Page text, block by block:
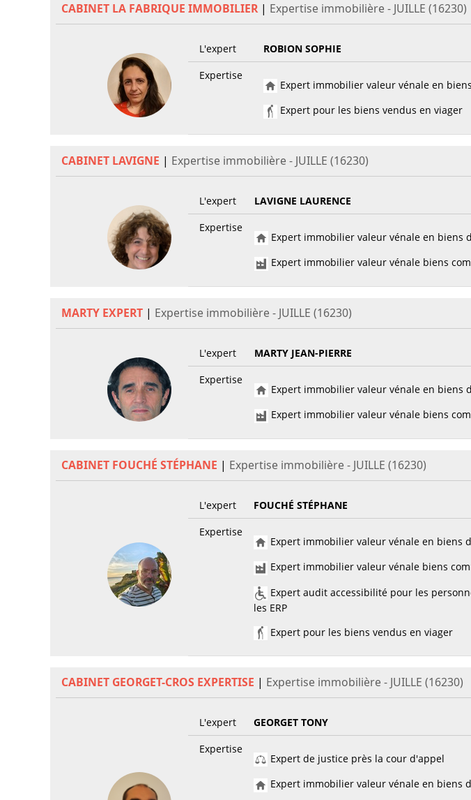
CABINET LA FABRIQUE IMMOBILIER | Expertise immobilière - JUILLE (16230)
L'expert
ROBION SOPHIE
Expertise
Expert immobilier valeur vénale en
Expert pour les biens vendus en viager
CABINET LAVIGNE | Expertise immobilière - JUILLE (16230)
L'expert
LAVIGNE LAURENCE
Expertise
Expert immobilier valeur vénale en biens
Expert immobilier valeur vénale biens
MARTY EXPERT | Expertise immobilière - JUILLE (16230)
L'expert
MARTY JEAN-PIERRE
Expertise
Expert immobilier valeur vénale en biens
Expert immobilier valeur vénale biens
CABINET FOUCHÉ STÉPHANE | Expertise immobilière - JUILLE (16230)
L'expert
FOUCHÉ STÉPHANE
Expertise
Expert immobilier valeur vénale en biens
Expert immobilier valeur vénale biens
Expert audit accessibilité pour les
les ERP
Expert pour les biens vendus en viager
CABINET GEORGET-CROS EXPERTISE | Expertise immobilière - JUILLE (16230)
L'expert
GEORGET TONY
Expertise
Expert de justice près la cour d'appel
Expert immobilier valeur vénale en biens